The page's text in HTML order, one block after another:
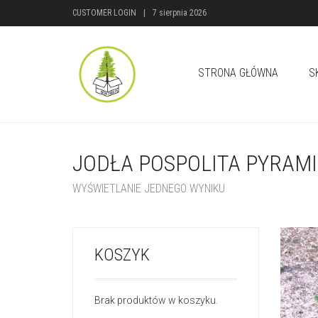
CUSTOMER LOGIN 7 sierpnia 2026
STRONA GŁÓWNA
JODŁA POSPOLITA
WYŚWIETLANIE JEDNEGO WYNIKU
KOSZYK
Brak produktów w koszyku.